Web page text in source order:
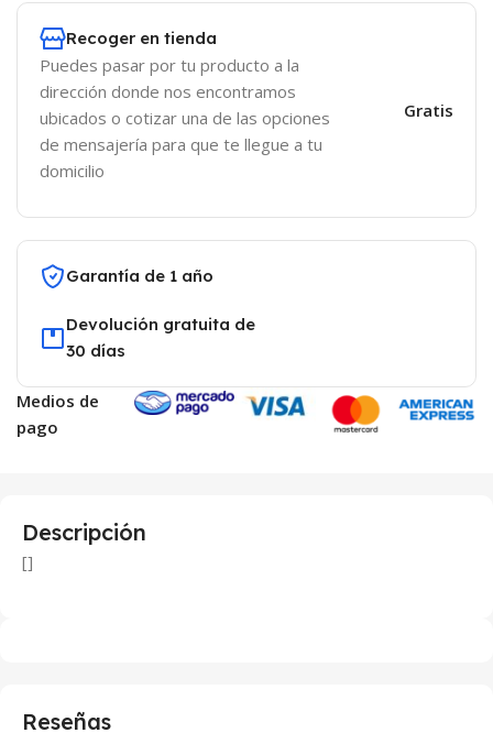
Recoger en tienda
Puedes pasar por tu producto a la
dirección donde nos encontramos
ubicados o cotizar una de las opciones
de mensajería para que te llegue a tu
domicilio
Gratis
Garantía de 1 año
Devolución gratuita de
30 días
Medios de
pago
Descripción
[]
Reseñas